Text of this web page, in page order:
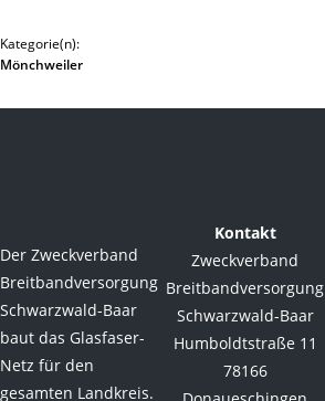
Kategorie(n):
Mönchweiler
Der Zweckverband
Breitbandversorgung
Schwarzwald-Baar
baut das Glasfaser-
Netz für den
gesamten Landkreis.
Kontakt
Zweckverband
Breitbandversorgung
Schwarzwald-Baar
Humboldtstraße 11
78166